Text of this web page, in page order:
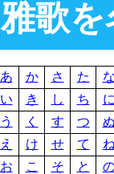
雅歌
あ か さ た な
い
き し ち に
う
く す つ ぬ
え
け せ て ね
お
こ そ と